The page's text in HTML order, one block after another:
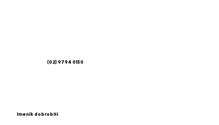
(02) 9794 0150
Imenik dobrobiti